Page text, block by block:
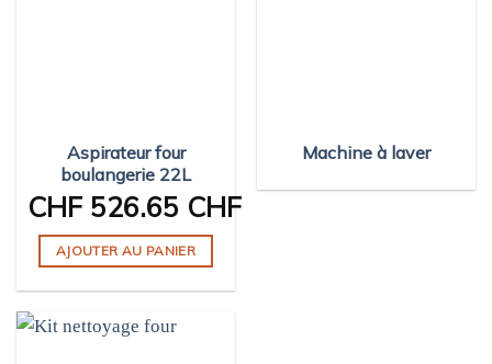
Aspirateur four
boulangerie 22L
CHF526.65 CHF
AJOUTER AU PANIER
Machine à laver